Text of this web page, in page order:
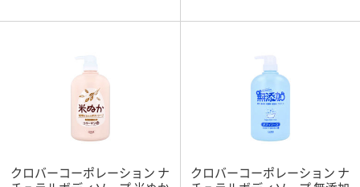
クロバーコーポレーション ナ
クロバーコーポレーション ナ